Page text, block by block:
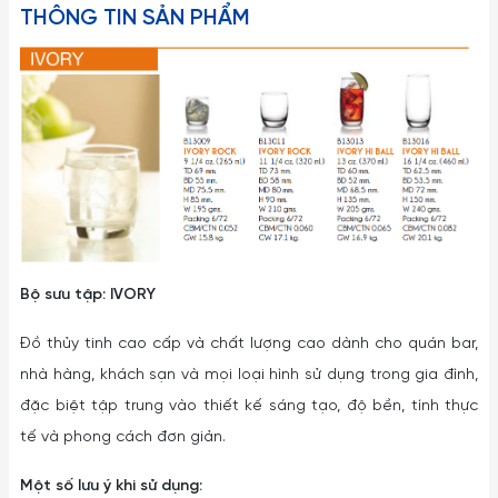
THÔNG TIN SẢN PHẨM
Bộ sưu tập: IVORY
Đồ thủy tinh cao cấp và chất lượng cao dành cho quán bar,
nhà hàng, khách sạn và mọi loại hình sử dụng trong gia đình,
đặc biệt tập trung vào thiết kế sáng tạo, độ bền, tính thực
tế và phong cách đơn giản.
Một số lưu ý khi sử dụng: